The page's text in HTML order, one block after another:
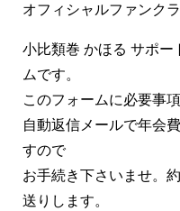
オフィシャルファンク
小比類巻 かほる サポー
ムです。
このフォームに必要事
自動返信メールで年会
すので
お手続き下さいませ。
送りします。